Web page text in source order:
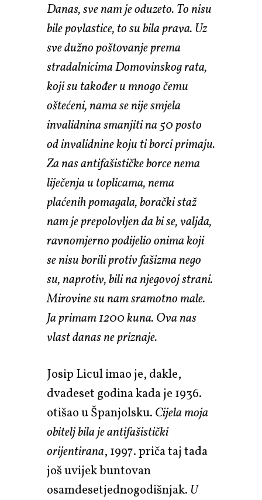
Danas, sve nam je oduzeto. To nisu
bile povlastice, to su bila prava. Uz
sve dužno poštovanje prema
stradalnicima Domovinskog rata,
koji su također u mnogočemu
oštećeni, nama se nije smjela
invalidnina smanjiti na 50 posto
od invalidnine koju ti borci primaju.
Za nas antifašističke borce nema
liječenja u toplicama, nema
plaćenih pomagala, borački staž
nam je prepolovljen da bi se, valjda,
ravnomjerno podijelio onima koji
se nisu borili protiv fašizma nego
su, naprotiv, bili na njegovoj strani.
Mirovine su nam sramotno male.
Ja primam 1200 kuna. Ova nas
vlast danas ne priznaje.
Josip Licul imao je, dakle,
dvadeset godina kada je 1936.
otišao u Španjolsku. Cijela moja
obitelj bila je antifašistički
orijentirana, 1997. priča taj tada
još uvijek buntovan
osamdesetjednogodišnjak. U